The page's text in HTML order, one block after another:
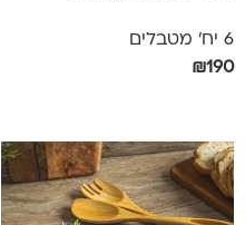
6 יח' מטבלים
₪190